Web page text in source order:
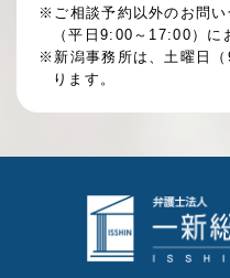
※ご相談予約以外のお問
（平日9:00～17:00）に
※新潟事務所は、土曜日
ります。